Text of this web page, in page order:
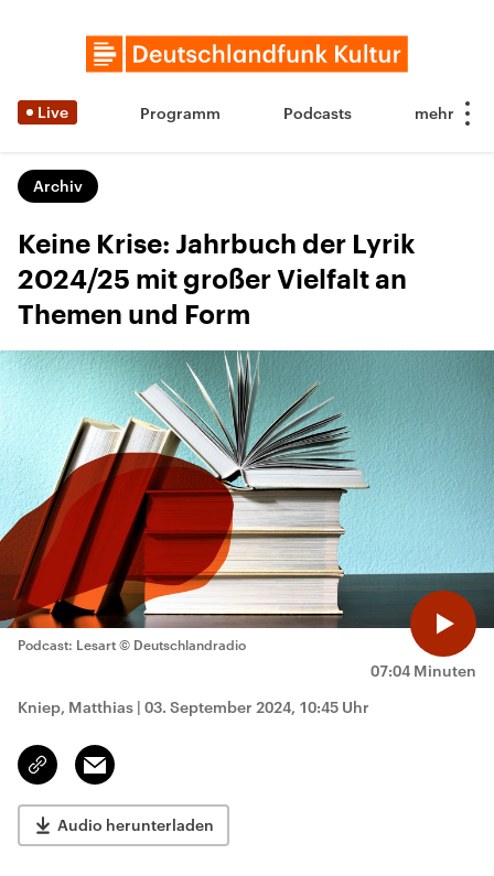
Live Programm Podcasts
Archiv
Keine Krise: Jahrbuch der Lyrik
2024/25 mit großer Vielfalt an
Themen und Form
07:04 Minuten
Podcast: Lesart © Deutschlandradio
Kniep, Matthias | 03. September 2024, 10:45 Uhr
Link
kopieren/teilen
Email
Audio herunterladen